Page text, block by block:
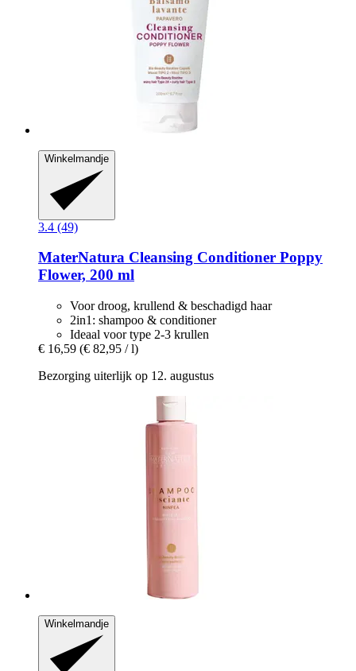
Winkelmandje
3.4 (49)
MaterNatura Cleansing Conditioner Poppy
Flower, 200 ml
Voor droog, krullend & beschadigd haar
2in1: shampoo & conditioner
Ideaal voor type 2-3 krullen
€ 16,59 (€ 82,95 / l)
Bezorging uiterlijk op 12. augustus
Winkelmandje